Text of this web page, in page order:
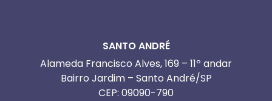
SANTO ANDRÉ
Alameda Francisco Alves, 169 – 11º andar
Bairro Jardim – Santo André/SP
CEP: 09090-790